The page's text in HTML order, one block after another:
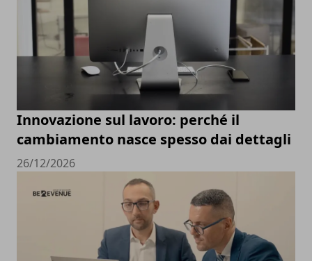
Innovazione sul lavoro: perché il
cambiamento nasce spesso dai dettagli
26/12/2026